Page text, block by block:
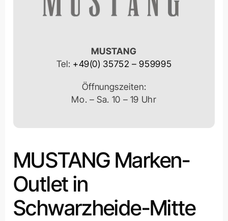
MUSTANG
Tel: +49(0) 35752 – 959995
Öffnungszeiten:
Mo. – Sa. 10 – 19 Uhr
MUSTANG Marken-
Outlet in
Schwarzheide-Mitte